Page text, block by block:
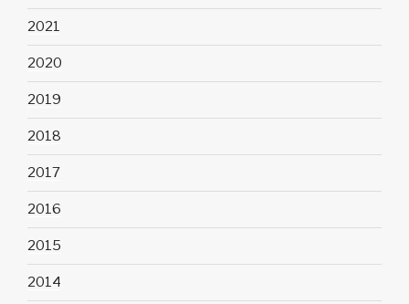
2021
2020
2019
2018
2017
2016
2015
2014